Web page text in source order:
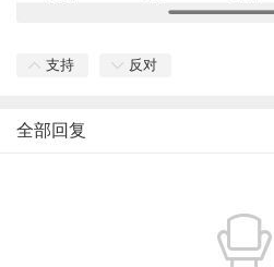
支持 反对
全部回复